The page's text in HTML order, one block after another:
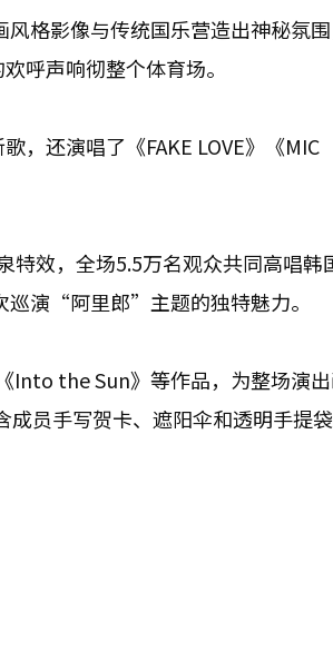
格影像与传统国乐营造出神秘氛围
呼声响彻整个体育场。
，还演唱了《FAKE LOVE》《MIC
效，全场5.5万名观众共同高唱韩
巡演“阿里郎”主题的独特魅力。
Into the Sun》等作品，为整场演
成员手写贺卡、遮阳伞和透明手提